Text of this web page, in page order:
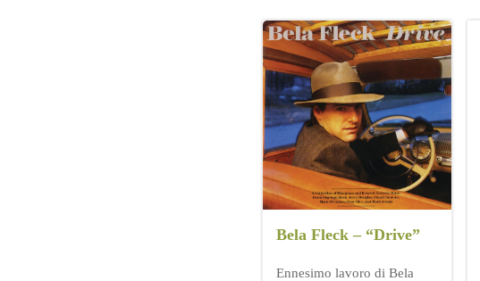
Bela Fleck – “Drive”
Ennesimo lavoro di Bela